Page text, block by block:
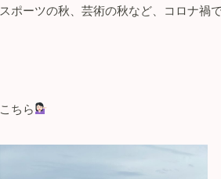
スポーツの秋、芸術の秋など、コロナ禍
こちら